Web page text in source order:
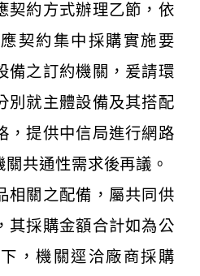
契約方式辦理乙節，依
契約集中採購實施要
備之訂約機關，爰請環
別就主體設備及其搭配
，提供中信局進行網路
共通性需求後再議。
相關之配備，屬共同供
其採購金額合計如為公
，機關逕洽廠商採購